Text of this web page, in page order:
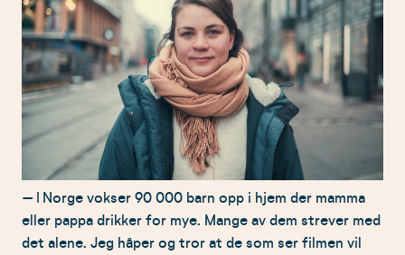
– I Norge vokser 90 000 barn opp i hjem der mamma
eller pappa drikker for mye. Mange av dem strever med
det alene. Jeg håper og tror at de som ser filmen vil